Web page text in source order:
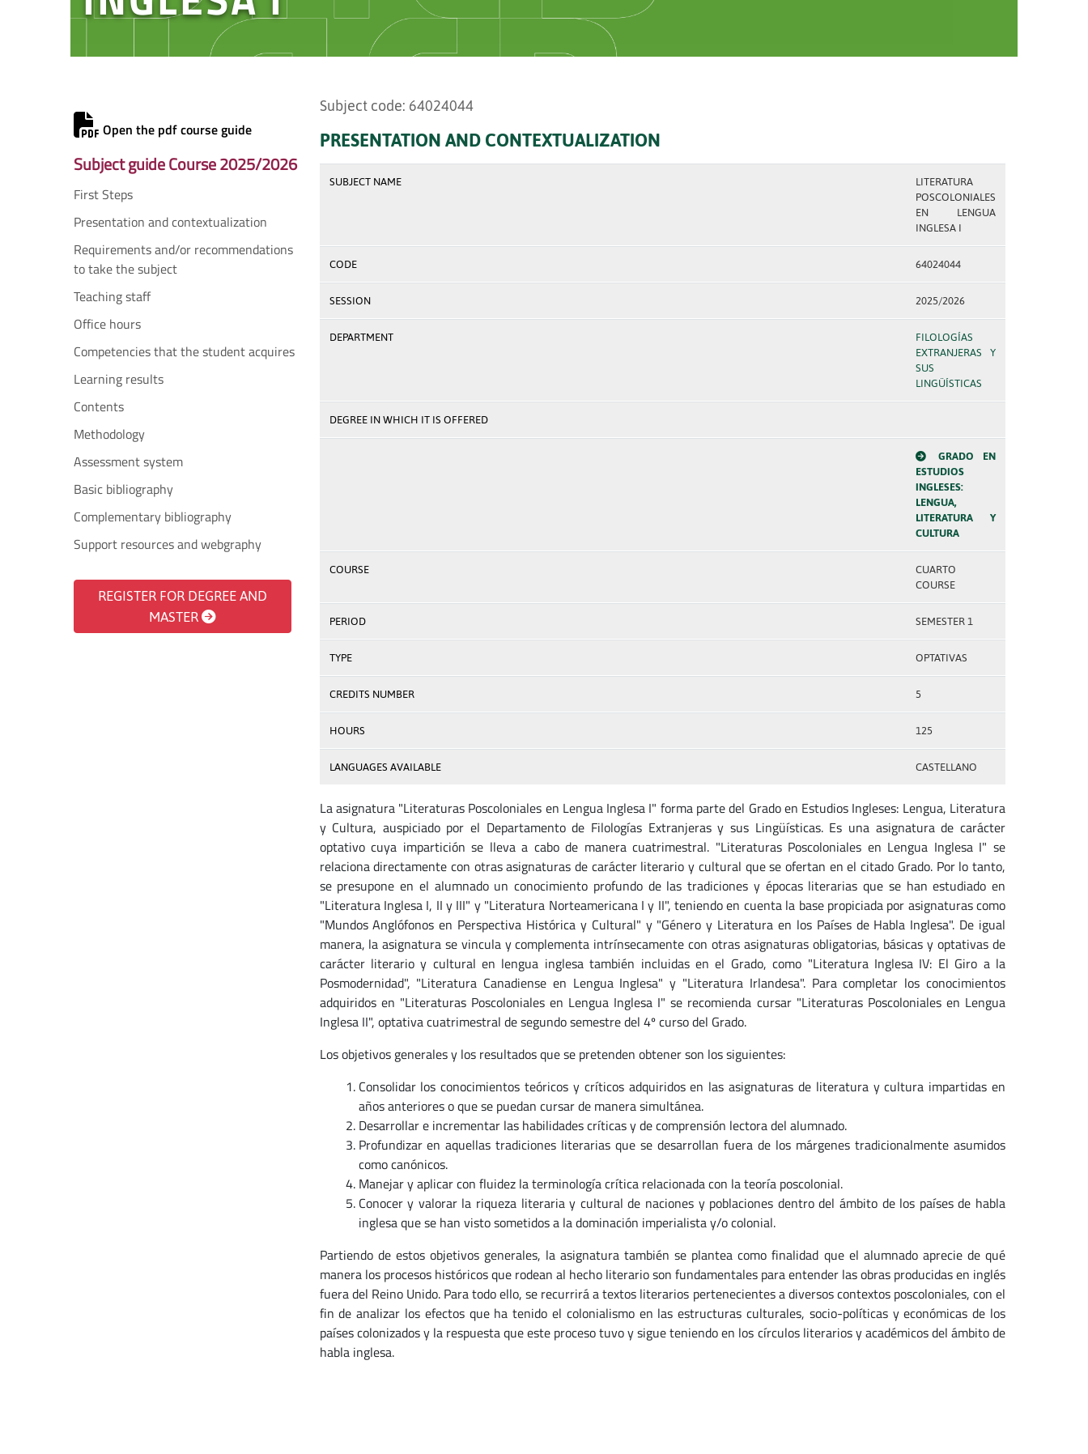
Open the pdf course guide
Subject guide Course 2025/2026
First Steps
Presentation and contextualization
Requirements and/or recommendations
to take the subject
Teaching staff
Office hours
Competencies that the student acquires
Learning results
Contents
Methodology
Assessment system
Basic bibliography
Complementary bibliography
Support resources and webgraphy
REGISTER FOR DEGREE AND
MASTER
Subject code: 64024044
PRESENTATION AND CONTEXTUALIZATION
SUBJECT NAME
LITERATURA
POSCOLONIALES
EN LENGUA
INGLESA I
CODE 64024044
SESSION 2025/2026
DEPARTMENT
FILOLOGÍAS
EXTRANJERAS Y
SUS
LINGÜÍSTICAS
DEGREE IN WHICH IT IS OFFERED
GRADO EN
ESTUDIOS
INGLESES:
LENGUA,
LITERATURA Y
CULTURA
COURSE
CUARTO
COURSE
PERIOD SEMESTER 1
TYPE OPTATIVAS
CREDITS NUMBER 5
HOURS 125
LANGUAGES AVAILABLE CASTELLANO
La asignatura "Literaturas Poscoloniales en Lengua Inglesa I" forma parte del Grado en Estudios Ingleses: Lengua, Literatura
y Cultura, auspiciado por el Departamento de Filologías Extranjeras y sus Lingüísticas. Es una asignatura de carácter
optativo cuya impartición se lleva a cabo de manera cuatrimestral. "Literaturas Poscoloniales en Lengua Inglesa I" se
relaciona directamente con otras asignaturas de carácter literario y cultural que se ofertan en el citado Grado. Por lo tanto,
se presupone en el alumnado un conocimiento profundo de las tradiciones y épocas literarias que se han estudiado en
"Literatura Inglesa I, II y III" y "Literatura Norteamericana I y II", teniendo en cuenta la base propiciada por asignaturas como
"Mundos Anglófonos en Perspectiva Histórica y Cultural" y "Género y Literatura en los Países de Habla Inglesa". De igual
manera, la asignatura se vincula y complementa intrínsecamente con otras asignaturas obligatorias, básicas y optativas de
carácter literario y cultural en lengua inglesa también incluidas en el Grado, como "Literatura Inglesa IV: El Giro a la
Posmodernidad", "Literatura Canadiense en Lengua Inglesa" y "Literatura Irlandesa". Para completar los conocimientos
adquiridos en "Literaturas Poscoloniales en Lengua Inglesa I" se recomienda cursar "Literaturas Poscoloniales en Lengua
Inglesa II", optativa cuatrimestral de segundo semestre del 4º curso del Grado.
Los objetivos generales y los resultados que se pretenden obtener son los siguientes:
Consolidar los conocimientos teóricos y críticos adquiridos en las asignaturas de literatura y cultura impartidas en
años anteriores o que se puedan cursar de manera simultánea.
Desarrollar e incrementar las habilidades críticas y de comprensión lectora del alumnado.
Profundizar en aquellas tradiciones literarias que se desarrollan fuera de los márgenes tradicionalmente asumidos
como canónicos.
Manejar y aplicar con fluidez la terminología crítica relacionada con la teoría poscolonial.
Conocer y valorar la riqueza literaria y cultural de naciones y poblaciones dentro del ámbito de los países de habla
inglesa que se han visto sometidos a la dominación imperialista y/o colonial.
Partiendo de estos objetivos generales, la asignatura también se plantea como finalidad que el alumnado aprecie de qué
manera los procesos históricos que rodean al hecho literario son fundamentales para entender las obras producidas en inglés
fuera del Reino Unido. Para todo ello, se recurrirá a textos literarios pertenecientes a diversos contextos poscoloniales, con el
fin de analizar los efectos que ha tenido el colonialismo en las estructuras culturales, socio-políticas y económicas de los
países colonizados y la respuesta que este proceso tuvo y sigue teniendo en los círculos literarios y académicos del ámbito de
habla inglesa.